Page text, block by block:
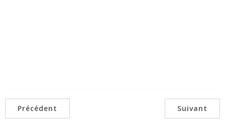
Précédent Suivant